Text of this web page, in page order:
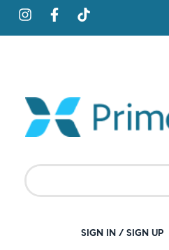
SIGN IN / SIGN UP